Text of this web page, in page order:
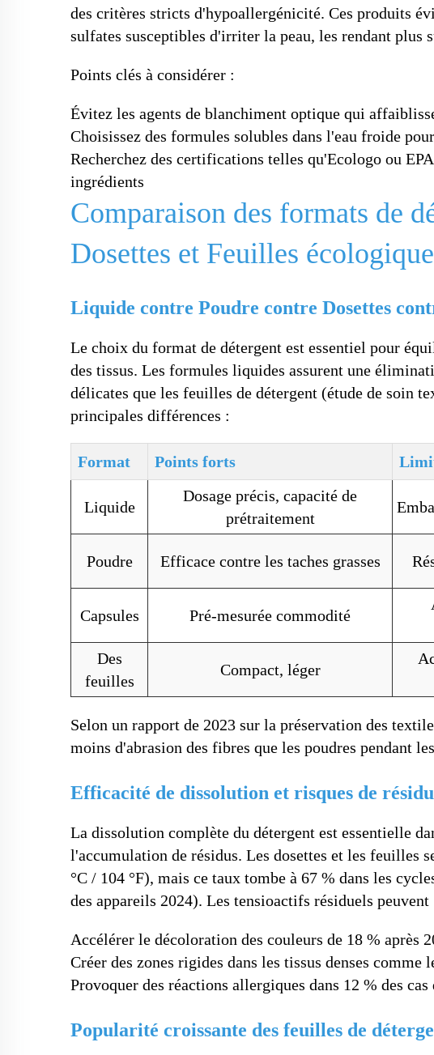
des critères stricts d'hypoallergénicité. Ces produits
sulfates susceptibles d'irriter la peau, les rendant plus
Points clés à considérer :
Évitez les agents de blanchiment optique qui
Choisissez des formules solubles dans l'eau froide
Recherchez des certifications telles qu'Ecologo ou
ingrédients
Comparaison des formats de
Dosettes et Feuilles
Liquide contre Poudre contre Dosettes
Le choix du format de détergent est essentiel pour
des tissus. Les formules liquides assurent une
délicates que les feuilles de détergent (étude de soin
principales différences :
Format Points forts
Liquide
Dosage précis, capacité de
prétraitement
Poudre Efficace contre les taches grasses
Capsules Pré-mesurée commodité
Des
feuilles
Compact, léger
Selon un rapport de 2023 sur la préservation des
moins d'abrasion des fibres que les poudres pendant
Efficacité de dissolution et risques de
La dissolution complète du détergent est essentielle
l'accumulation de résidus. Les dosettes et les feuilles
°C / 104 °F), mais ce taux tombe à 67 % dans les
des appareils 2024). Les tensioactifs résiduels peuvent
Accélérer le décoloration des couleurs de 18 % après
Créer des zones rigides dans les tissus denses comme
Provoquer des réactions allergiques dans 12 % des cas
Popularité croissante des feuilles de